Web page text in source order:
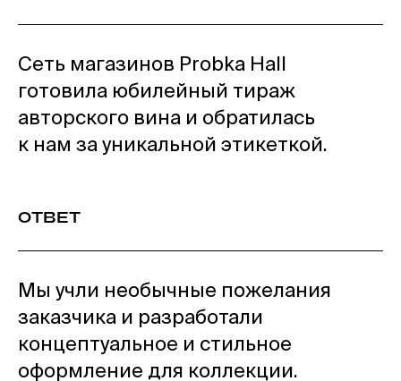
Сеть магазинов Probka Hall
готовила юбилейный тираж
авторского вина и обратилась
к нам за уникальной этикеткой.
ОТВЕТ
Мы учли необычные пожелания
заказчика и разработали
концептуальное и стильное
оформление для коллекции.